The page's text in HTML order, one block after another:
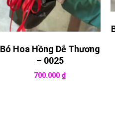
Bó Hoa Hồng Dễ Thương
– 0025
700.000₫